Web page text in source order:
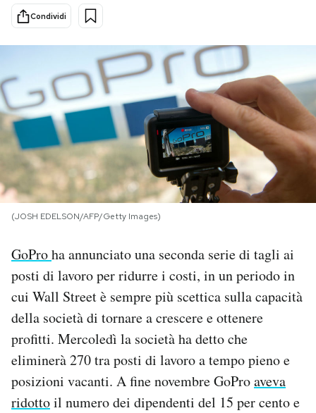
Sport
PODCAST
NEWSLETTER
I MIEI PREFERITI
CALENDARIO
AREA PERSONALE
Area Personale
Notifiche mobile
Regala il Post
Hai bisogno di aiuto?
Condividi
(JOSH EDELSON/AFP/Getty Images)
GoProha annunciato una seconda serie di tagli ai
posti di lavoro per ridurre i costi, in un periodo in
cui Wall Street è sempre più scettica sulla capacità
della società di tornare a crescere e ottenere
profitti. Mercoledì la società ha detto che
eliminerà 270 tra posti di lavoro a tempo pieno e
posizioni vacanti. A fine novembre GoProaveva
ridottoil numero dei dipendenti del 15 per cento e